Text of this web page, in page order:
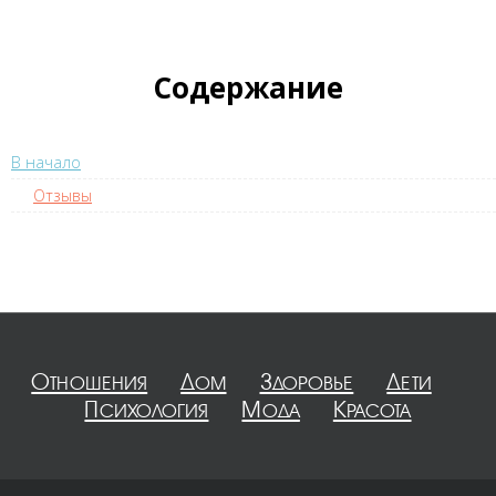
Содержание
В начало
Отзывы
Отношения Дом Здоровье
Дети
Психология
Мода Красота